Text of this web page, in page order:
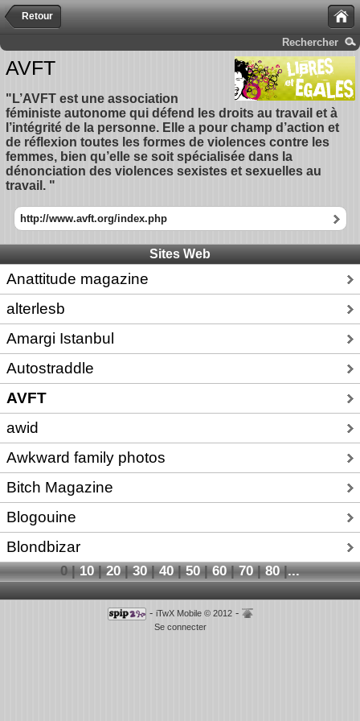
Retour
Rechercher
AVFT
"L’AVFT est une association
féministe autonome qui défend les droits au travail et à
l’intégrité de la personne. Elle a pour champ d’action et
de réflexion toutes les formes de violences contre les
femmes, bien qu’elle se soit spécialisée dans la
dénonciation des violences sexistes et sexuelles au
travail. "
http://www.avft.org/index.php
Sites Web
Anattitude magazine
alterlesb
Amargi Istanbul
Autostraddle
AVFT
awid
Awkward family photos
Bitch Magazine
Blogouine
Blondbizar
0|10|20|30|40|50|60|70|80|...
- iTwX Mobile © 2012-
Se connecter